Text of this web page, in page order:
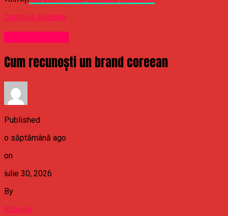
Continue Reading
Cum recunoști un brand coreean
Published
o săptămână ago
on
iulie 30, 2026
By
b2bseo